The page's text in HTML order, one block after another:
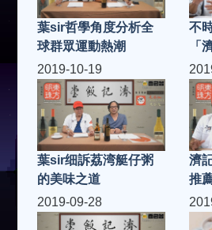
葉sir哲學角度分析全
球群眾運動熱潮
不
「
生
2019-10-19
葉sir细訴荔湾艇仔粥
的美味之道
濟
推
肺
2019-09-28